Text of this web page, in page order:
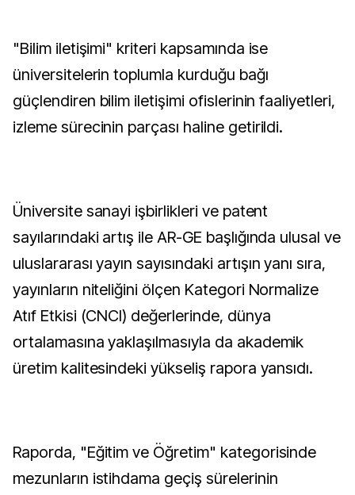
"Bilim iletişimi" kriteri kapsamında ise
üniversitelerin toplumla kurduğu bağı
güçlendiren bilim iletişimi ofislerinin faaliyetleri,
izleme sürecinin parçası haline getirildi.
Üniversite sanayi işbirlikleri ve patent
sayılarındaki artış ile AR-GE başlığında ulusal ve
uluslararası yayın sayısındaki artışın yanı sıra,
yayınların niteliğini ölçen Kategori Normalize
Atıf Etkisi (CNCI) değerlerinde, dünya
ortalamasına yaklaşılmasıyla da akademik
üretim kalitesindeki yükseliş rapora yansıdı.
Raporda, "Eğitim ve Öğretim" kategorisinde
mezunların istihdama geçiş sürelerinin